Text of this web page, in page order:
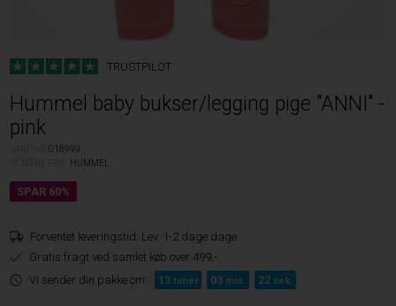
TRUSTPILOT
Hummel baby bukser/legging pige "ANNI" -
pink
VARENR.018999
HUMMEL
Forventet leveringstid: Lev. 1-2 dage dage
Gratis fragt ved samlet køb over 499,-
Vi sender din pakke om:
13 timer 03 min. 21 sek.